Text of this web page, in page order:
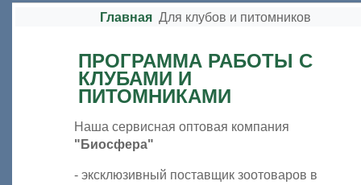
Главная Для клубов и питомников
ПРОГРАММА РАБОТЫ С
КЛУБАМИ И
ПИТОМНИКАМИ
Наша сервисная оптовая компания
"Биосфера"
- эксклюзивный поставщик зоотоваров в